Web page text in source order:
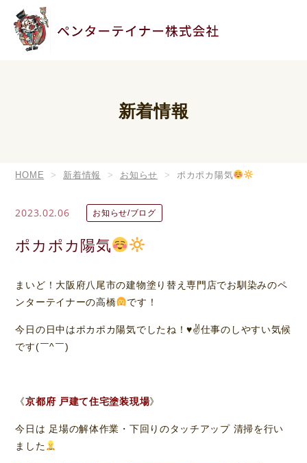
新着情報
HOME 新着情報 お知らせ ポカポカ陽気
2023.02.06 お知らせ/ブログ
ポカポカ陽気
まいど！大阪府八尾市の建物塗り替え専門店でお馴染みのペ
ンターテイナーの高橋
です！
今日の日中はポカポカ陽気でしたね！♥️✌️仕事のしやすい気候
です(￣^￣)ゞ
《京都府 戸建て住宅塗装現場》
今日は 足場の解体作業・下回りのタッチアップ 清掃を行い
ました